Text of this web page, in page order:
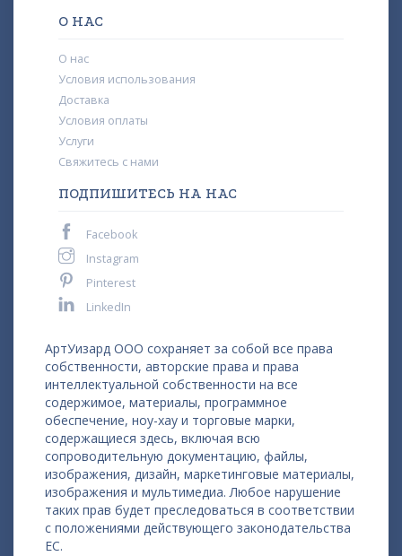
О НАС
О нас
Условия использования
Доставка
Условия оплаты
Услуги
Свяжитесь с нами
ПОДПИШИТЕСЬ НА НАС
Facebook
Instagram
Pinterest
LinkedIn
АртУизард ООО сохраняет за собой все права
собственности, авторские права и права
интеллектуальной собственности на все
содержимое, материалы, программное
обеспечение, ноу-хау и торговые марки,
содержащиеся здесь, включая всю
сопроводительную документацию, файлы,
изображения, дизайн, маркетинговые материалы,
изображения и мультимедиа. Любое нарушение
таких прав будет преследоваться в соответствии
с положениями действующего законодательства
ЕС.